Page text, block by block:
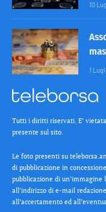
10
1
Tutti i diritti riservati. E’
presente sul sito.
Le foto presenti su
di pubblicazione in
pubblicazione di
all’indirizzo di e-mail
all’accertamento ed